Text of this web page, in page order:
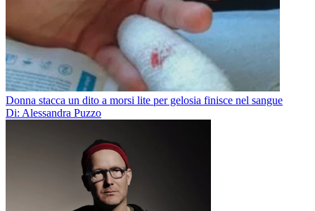
Donna stacca un dito a morsi lite per gelosia finisce nel sangue
Di: Alessandra Puzzo